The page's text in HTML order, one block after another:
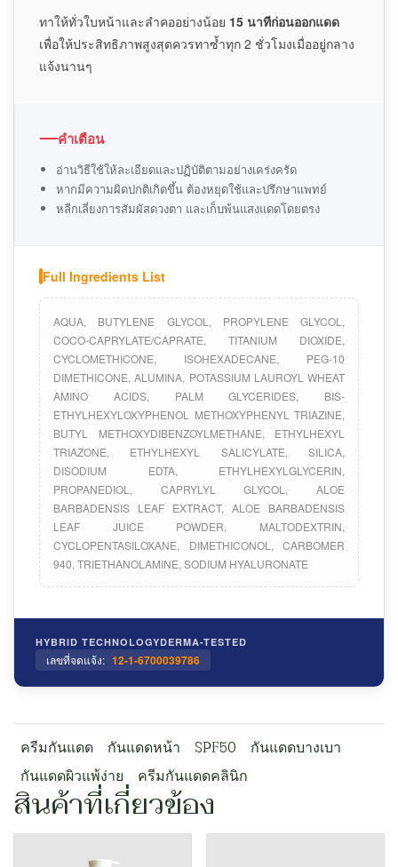
ทาให้ทั่วใบหน้าและลำคออย่างน้อย 15 นาทีก่อนออกแดด
เพื่อให้ประสิทธิภาพสูงสุดควรทาซ้ำทุก 2 ชั่วโมงเมื่ออยู่กลาง
แจ้งนานๆ
คำเตือน
อ่านวิธีใช้ให้ละเอียดและปฏิบัติตามอย่างเคร่งครัด
หากมีความผิดปกติเกิดขึ้น ต้องหยุดใช้และปรึกษาแพทย์
หลีกเลี่ยงการสัมผัสดวงตา และเก็บพ้นแสงแดดโดยตรง
Full Ingredients List
AQUA, BUTYLENE GLYCOL, PROPYLENE GLYCOL,
COCO-CAPRYLATE/CAPRATE, TITANIUM DIOXIDE,
CYCLOMETHICONE, ISOHEXADECANE, PEG-10
DIMETHICONE, ALUMINA, POTASSIUM LAUROYL WHEAT
AMINO ACIDS, PALM GLYCERIDES, BIS-
ETHYLHEXYLOXYPHENOL METHOXYPHENYL TRIAZINE,
BUTYL METHOXYDIBENZOYLMETHANE, ETHYLHEXYL
TRIAZONE, ETHYLHEXYL SALICYLATE, SILICA,
DISODIUM EDTA, ETHYLHEXYLGLYCERIN,
PROPANEDIOL, CAPRYLYL GLYCOL, ALOE
BARBADENSIS LEAF EXTRACT, ALOE BARBADENSIS
LEAF JUICE POWDER, MALTODEXTRIN,
CYCLOPENTASILOXANE, DIMETHICONOL, CARBOMER
940, TRIETHANOLAMINE, SODIUM HYALURONATE
HYBRID TECHNOLOGYDERMA-TESTED
เลขที่จดแจ้ง: 12-1-6700039786
ครีมกันแดด กันแดดหน้า SPF50
กันแดดบางเบา
กันแดดผิวแพ้ง่าย
ครีมกันแดดคลินิก
สินค้าที่เกี่ยวข้อง